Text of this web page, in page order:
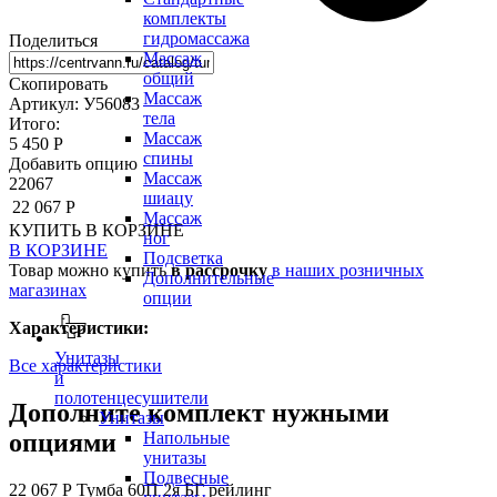
комплекты
гидромассажа
Массаж
общий
Массаж
тела
Массаж
спины
Массаж
шиацу
Массаж
ног
Подсветка
Дополнительные
опции
Унитазы
и
полотенцесушители
Унитазы
Напольные
унитазы
Подвесные
Поделиться
Скопировать
Артикул: У56083
Итого:
5 450 Р
Добавить опцию
22067
22 067 Р
КУПИТЬ В КОРЗИНЕ
В КОРЗИНЕ
Товар можно купитьв рассрочку в наших розничных
магазинах
Характеристики:
Все характеристики
Дополните комплект нужными
опциями
22 067 Р Тумба 60П 2я БГ рейлинг